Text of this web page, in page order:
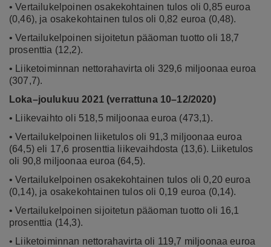
• Vertailukelpoinen osakekohtainen tulos oli 0,85 euroa
(0,46), ja osakekohtainen tulos oli 0,82 euroa (0,48).
• Vertailukelpoinen sijoitetun pääoman tuotto oli 18,7
prosenttia (12,2).
• Liiketoiminnan nettorahavirta oli 329,6 miljoonaa euroa
(307,7).
Loka–joulukuu 2021 (verrattuna 10–12/2020)
• Liikevaihto oli 518,5 miljoonaa euroa (473,1).
• Vertailukelpoinen liiketulos oli 91,3 miljoonaa euroa
(64,5) eli 17,6 prosenttia liikevaihdosta (13,6). Liiketulos
oli 90,8 miljoonaa euroa (64,5).
• Vertailukelpoinen osakekohtainen tulos oli 0,20 euroa
(0,14), ja osakekohtainen tulos oli 0,19 euroa (0,14).
• Vertailukelpoinen sijoitetun pääoman tuotto oli 16,1
prosenttia (14,3).
• Liiketoiminnan nettorahavirta oli 119,7 miljoonaa euroa